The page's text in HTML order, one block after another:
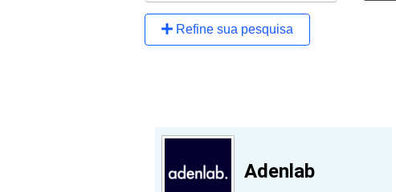
Refine sua pesquisa
Adenlab